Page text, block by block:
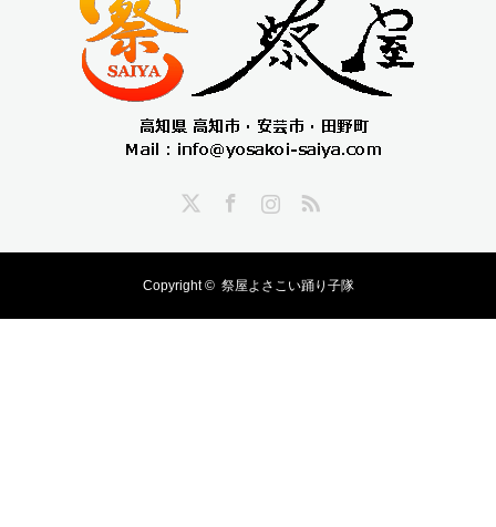
Instagram
RSS
Copyright © 祭屋よさこい踊り子隊